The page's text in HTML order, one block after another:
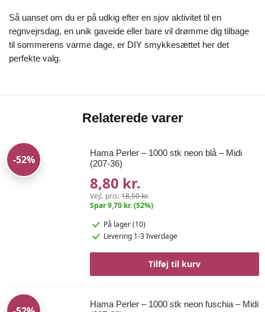
Så uanset om du er på udkig efter en sjov aktivitet til en
regnvejrsdag, en unik gaveide eller bare vil drømme dig tilbage
til sommerens varme dage, er DIY smykkesættet her det
perfekte valg.
Relaterede varer
-52%
Hama Perler – 1000 stk neon blå – Midi
(207-36)
8,80 kr.
Vejl. pris:18,50 kr.
Spar 9,70 kr. (52%)
På lager (10)
Levering 1-3 hverdage
Tilføj til kurv
Hama Perler – 1000 stk neon fuschia – Midi